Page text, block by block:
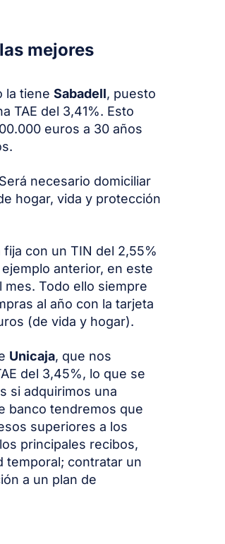
mejores
la tiene Sabadell, puesto
TAE del 3,41%. Esto
euros a 30 años
necesario domiciliar
hogar, vida y protección
con un TIN del 2,55%
anterior, en este
mes. Todo ello siempre
al año con la tarjeta
(de vida y hogar).
Unicaja, que nos
del 3,45%, lo que se
si adquirimos una
banco tendremos que
superiores a los
principales recibos,
temporal; contratar un
a un plan de